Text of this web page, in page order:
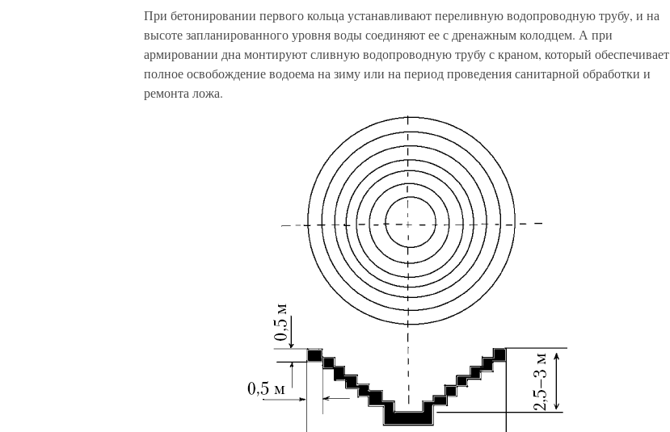
При бетонировании первого кольца устанавливают переливную водопроводную трубу, и на
высоте запланированного уровня воды соединяют ее с дренажным колодцем. А при
армировании дна монтируют сливную водопроводную трубу с краном, который обеспечивает
полное освобождение водоема на зиму или на период проведения санитарной обработки и
ремонта ложа.